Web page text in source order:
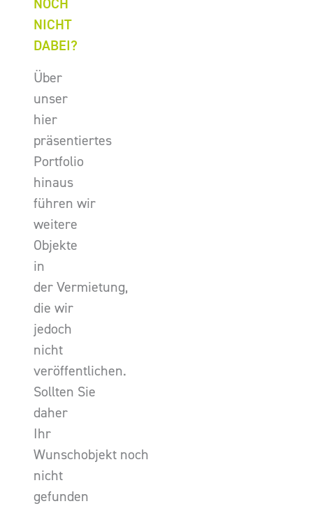
NOCH
NICHT
DABEI?
Über
unser
hier
präsentiertes
Portfolio
hinaus
führen wir
weitere
Objekte
in
der Vermietung,
die wir
jedoch
nicht
veröffentlichen.
Sollten Sie
daher
Ihr
Wunschobjekt noch
nicht
gefunden